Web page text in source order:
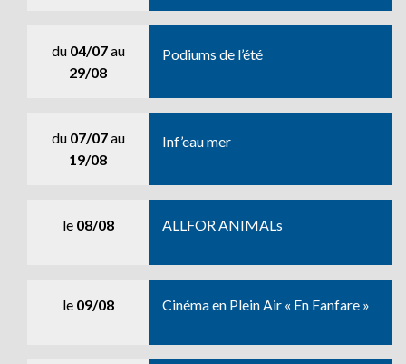
du 04/07au
29/08
Podiums de l’été
du 07/07au
19/08
Inf’eau mer
le 08/08 ALLFOR ANIMALs
le 09/08 Cinéma en Plein Air « En Fanfare »